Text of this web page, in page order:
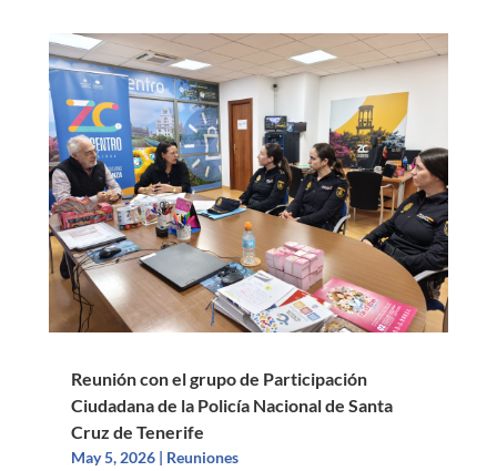
Reunión con el grupo de Participación
Ciudadana de la Policía Nacional de Santa
Cruz de Tenerife
May 5, 2026| Reuniones